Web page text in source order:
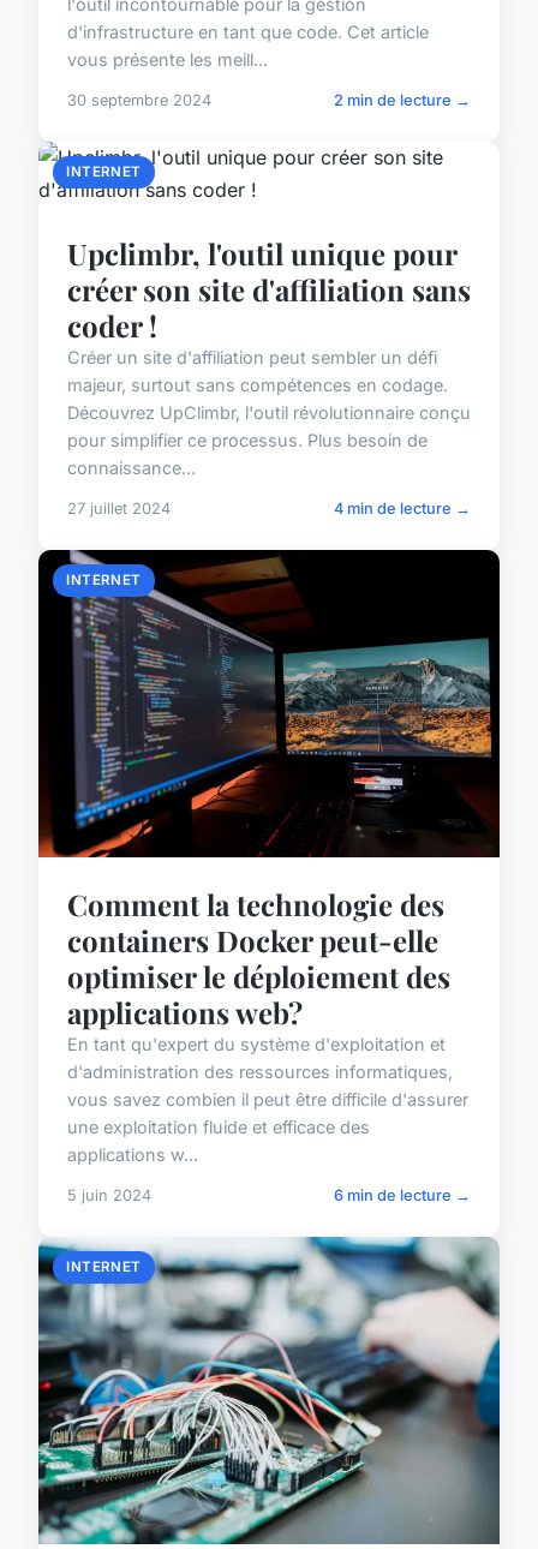
l'outil incontournable pour la gestion
d'infrastructure en tant que code. Cet article
vous présente les meill...
30 septembre 2024 2 min de lecture →
INTERNET
Upclimbr, l'outil unique pour
créer son site d'affiliation sans
coder !
Créer un site d'affiliation peut sembler un défi
majeur, surtout sans compétences en codage.
Découvrez UpClimbr, l'outil révolutionnaire conçu
pour simplifier ce processus. Plus besoin de
connaissance...
27 juillet 2024 4 min de lecture →
INTERNET
Comment la technologie des
containers Docker peut-elle
optimiser le déploiement des
applications web?
En tant qu'expert du système d'exploitation et
d'administration des ressources informatiques,
vous savez combien il peut être difficile d'assurer
une exploitation fluide et efficace des
applications w...
5 juin 2024 6 min de lecture →
INTERNET